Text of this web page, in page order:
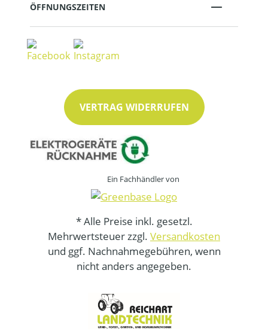
ÖFFNUNGSZEITEN
VERTRAG WIDERRUFEN
Ein Fachhändler von
* Alle Preise inkl. gesetzl.
Mehrwertsteuer zzgl. Versandkosten
und ggf. Nachnahmegebühren, wenn
nicht anders angegeben.